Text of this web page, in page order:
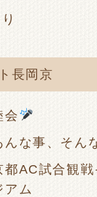
長岡京
会
んな事、そん
都AC試合観
アム